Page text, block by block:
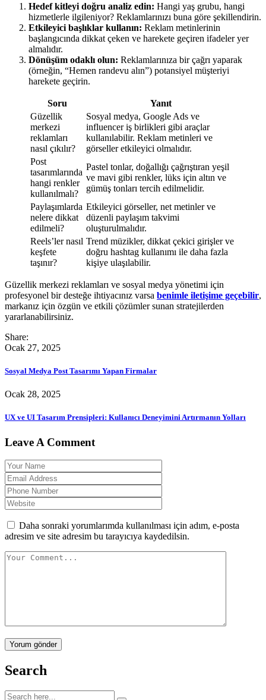
Hedef kitleyi doğru analiz edin: Hangi yaş grubu, hangi
hizmetlerle ilgileniyor? Reklamlarınızı buna göre şekillendirin.
Etkileyici başlıklar kullanın: Reklam metinlerinin
başlangıcında dikkat çeken ve harekete geçiren ifadeler yer
almalıdır.
Dönüşüm odaklı olun: Reklamlarınıza bir çağrı yaparak
(örneğin, “Hemen randevu alın”) potansiyel müşteriyi
harekete geçirin.
Soru
Yanıt
Güzellik
merkezi
reklamları
nasıl çıkılır?
Sosyal medya, Google Ads ve
influencer iş birlikleri gibi araçlar
kullanılabilir. Reklam metinleri ve
görseller etkileyici olmalıdır.
Post
tasarımlarında
hangi renkler
kullanılmalı?
Pastel tonlar, doğallığı çağrıştıran yeşil
ve mavi gibi renkler, lüks için altın ve
gümüş tonları tercih edilmelidir.
Paylaşımlarda
nelere dikkat
edilmeli?
Etkileyici görseller, net metinler ve
düzenli paylaşım takvimi
oluşturulmalıdır.
Reels’ler nasıl
keşfete
taşınır?
Trend müzikler, dikkat çekici girişler ve
doğru hashtag kullanımı ile daha fazla
kişiye ulaşılabilir.
Güzellik merkezi reklamları ve sosyal medya yönetimi için
profesyonel bir desteğe ihtiyacınız varsa benimle iletişime geçebilir,
markanız için özgün ve etkili çözümler sunan stratejilerden
yararlanabilirsiniz.
Share:
Ocak 27, 2025
Sosyal Medya Post Tasarımı Yapan Firmalar
Ocak 28, 2025
UX ve UI Tasarım Prensipleri: Kullanıcı Deneyimini Artırmanın Yolları
Leave A Comment
Daha sonraki yorumlarımda kullanılması için adım, e-posta
adresim ve site adresim bu tarayıcıya kaydedilsin.
Yorum gönder
Search